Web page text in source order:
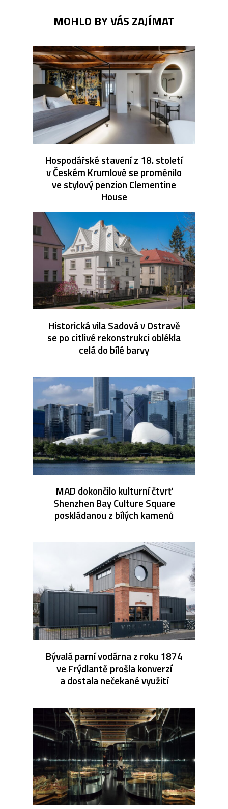
MOHLO BY VÁS ZAJÍMAT
Hospodářské stavení z 18. století
v Českém Krumlově se proměnilo
ve stylový penzion Clementine
House
Historická vila Sadová v Ostravě
se po citlivé rekonstrukci oblékla
celá do bílé barvy
MAD dokončilo kulturní čtvrť
Shenzhen Bay Culture Square
poskládanou z bílých kamenů
Bývalá parní vodárna z roku 1874
ve Frýdlantě prošla konverzí
a dostala nečekané využití